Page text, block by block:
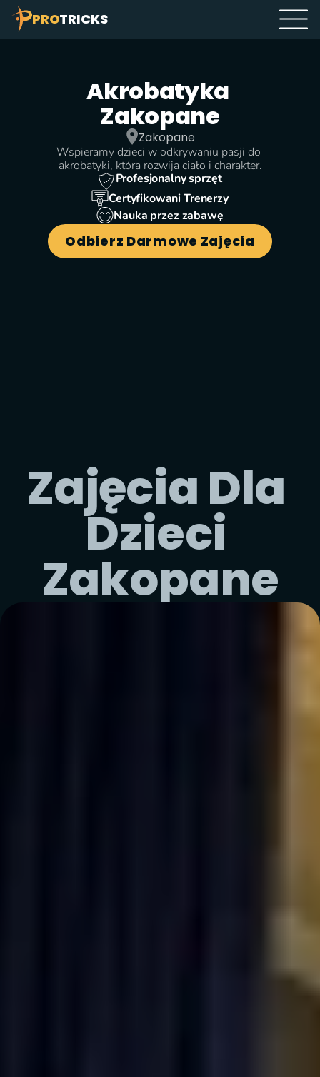
Akrobatyka
Zakopane
Zakopane
Wspieramy dzieci w odkrywaniu pasji do
akrobatyki, która rozwija ciało i charakter.
Profesjonalny sprzęt
Certyfikowani Trenerzy
Nauka przez zabawę
Odbierz Darmowe Zajęcia
Zajęcia Dla
Dzieci
Zakopane
PROTRICKS